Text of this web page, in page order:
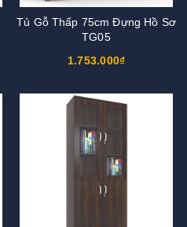
Tủ Gỗ Thấp 75cm Đựng Hồ Sơ
TG05
1.753.000₫